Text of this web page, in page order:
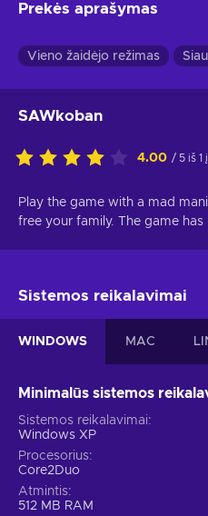
Prekės aprašymas
Vieno žaidėjo režimas
SAWkoban
4.00 / 5 iš 1
Play the game with a mad
free your family. The game has
Sistemos reikalavimai
WINDOWS MAC
Minimalūs sistemos
Sistemos reikalavimai
Windows XP
Procesorius
Core2Duo
Atmintis
512 MB RAM